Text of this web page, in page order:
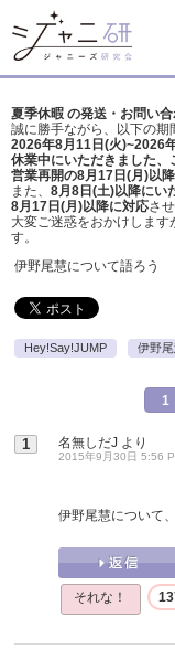
夏季休暇 の発送・お問い
誠に勝手ながら、以下の期
2026年8月11日(火)~2026
休業中にいただきました、
営業再開の8月17日(月)以
また、 8月8日(土)以降にい
8月17日(月)以降に対応さ
大変ご迷惑をおかけします
す。
伊野尾慧について語ろう
Hey!Say!JUMP 伊野
1
1 名無しだJ より
2015年9月30日 5:56
伊野尾慧について
それな！